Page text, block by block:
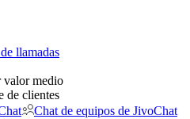
llamadas
valor medio
de clientes
Chat de equipos de JivoChat